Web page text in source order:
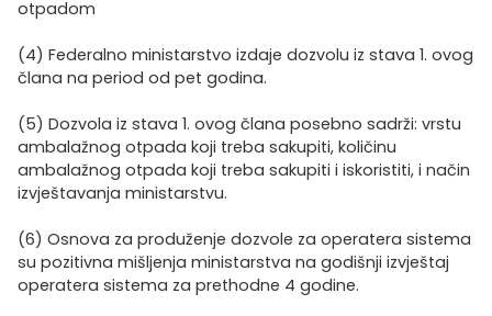
otpadom
(4) Federalno ministarstvo izdaje dozvolu iz stava 1. ovog
člana na period od pet godina.
(5) Dozvola iz stava 1. ovog člana posebno sadrži: vrstu
ambalažnog otpada koji treba sakupiti, količinu
ambalažnog otpada koji treba sakupiti i iskoristiti, i način
izvještavanja ministarstvu.
(6) Osnova za produženje dozvole za operatera sistema
su pozitivna mišljenja ministarstva na godišnji izvještaj
operatera sistema za prethodne 4 godine.